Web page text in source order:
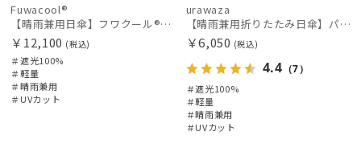
Fuwacool®
【晴雨兼用日傘】フワクール®ホワイト（Fuwacool® White）ジオメタリックラメ 遮光100 UV100
￥12,100 (税込)
＃遮光100%
＃軽量
＃晴雨兼用
＃UVカット
urawaza
【晴雨兼用折りたたみ日傘】パッとさして、サッとしまえる傘コワザ(kowaza) ボーダー 50 遮光100% UV100%
￥6,050 (税込)
4.4 （7）
＃遮光100%
＃軽量
＃晴雨兼用
＃UVカット